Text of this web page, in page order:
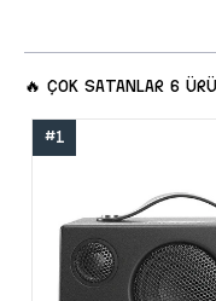
🔥 ÇOK SATANLAR 6
#1